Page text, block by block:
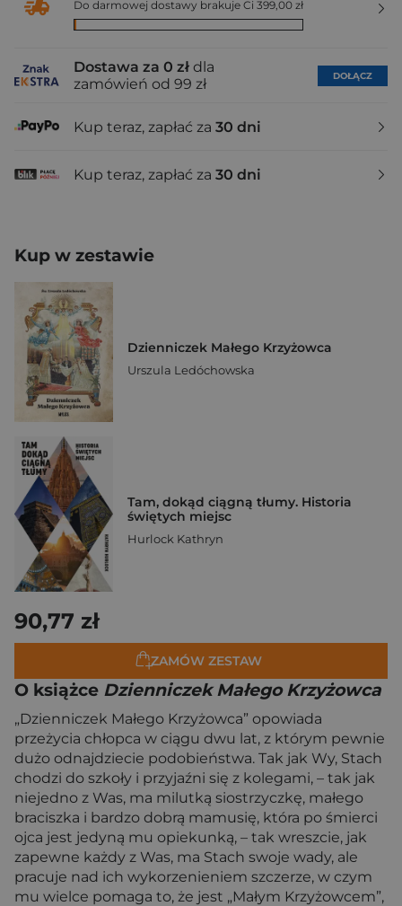
Do darmowej dostawy brakuje Ci 399,00 zł
Dostawa za 0 zł dla
zamówień od 99 zł
DOŁĄCZ
Kup teraz, zapłać za 30 dni
Kup teraz, zapłać za 30 dni
Kup w zestawie
Dzienniczek Małego Krzyżowca
Urszula Ledóchowska
Tam, dokąd ciągną tłumy. Historia
świętych miejsc
Hurlock Kathryn
90,77 zł
ZAMÓW ZESTAW
O książce Dzienniczek Małego Krzyżowca
„Dzienniczek Małego Krzyżowca” opowiada
przeżycia chłopca w ciągu dwu lat, z którym pewnie
dużo odnajdziecie podobieństwa. Tak jak Wy, Stach
chodzi do szkoły i przyjaźni się z kolegami, – tak jak
niejedno z Was, ma milutką siostrzyczkę, małego
braciszka i bardzo dobrą mamusię, która po śmierci
ojca jest jedyną mu opiekunką, – tak wreszcie, jak
zapewne każdy z Was, ma Stach swoje wady, ale
pracuje nad ich wykorzenieniem szczerze, w czym
mu wielce pomaga to, że jest „Małym Krzyżowcem”,